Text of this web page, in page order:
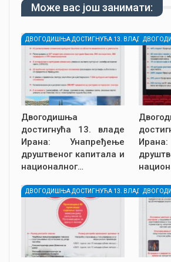
Може вас још занимати:
ДВОГОДИШЊА ДОСТИГНУЋА 13. ВЛАДЕ ИРАНА
Двогодишња
достигнућа 13. владе
Ирана: Унапређење
друштвеног капитала и
националног…
ДВОГОДИШЊА ДОСТИГНУЋА 13. ВЛАДЕ ИРАНА